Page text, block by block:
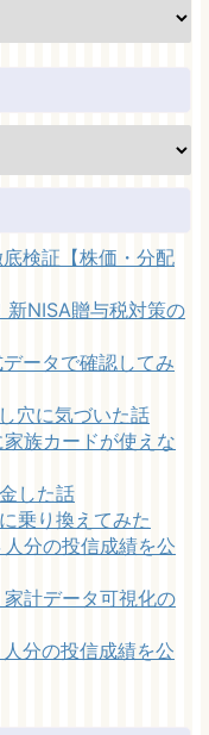
検証【株価・分配
新NISA贈与税対策の
ータで確認してみ
穴に気づいた話
家族カードが使えな
した話
乗り換えてみた
人分の投信成績を公
計データ可視化の
人分の投信成績を公